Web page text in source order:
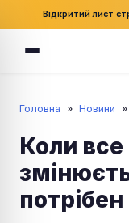
Відкритий лист
Головна » Новини »
Коли все